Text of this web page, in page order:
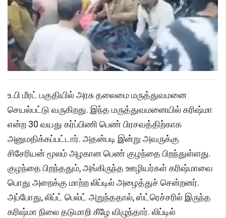
உ.பி மீரட் பகுதியில் அரசு தலைமை மருத்துவமனை
செயல்பட்டு வருகிறது. இந்த மருத்துவமனையில் கரிஷ்மா
என்ற 30 வயது கர்ப்பிணி பெண் பிரசவத்திற்காக
அனுமதிக்கப்பட்டார். அதன்படி இன்று அவருக்கு
சிசேரியன் மூலம் அழகான பெண் குழந்தை பிறந்துள்ளது.
குழந்தை பிறந்ததும், அங்கிருந்த ஊழியர்கள் கரிஷ்மாவை
பொது அறைக்கு மாற்ற லிப்டில் அழைத்துச் சென்றனர்.
அப்போது, ​​லிப்ட் பெல்ட் அறுந்ததால், ஸ்ட்ரெச்சரில் இருந்த
கரிஷ்மா நிலை தடுமாறி கீழே விழுந்தார். லிப்டில்